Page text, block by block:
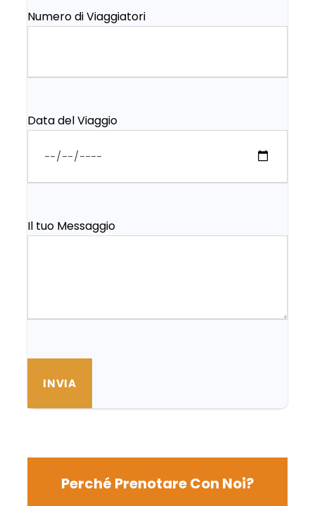
Numero di Viaggiatori
Data del Viaggio
Il tuo Messaggio
Perché Prenotare Con Noi?